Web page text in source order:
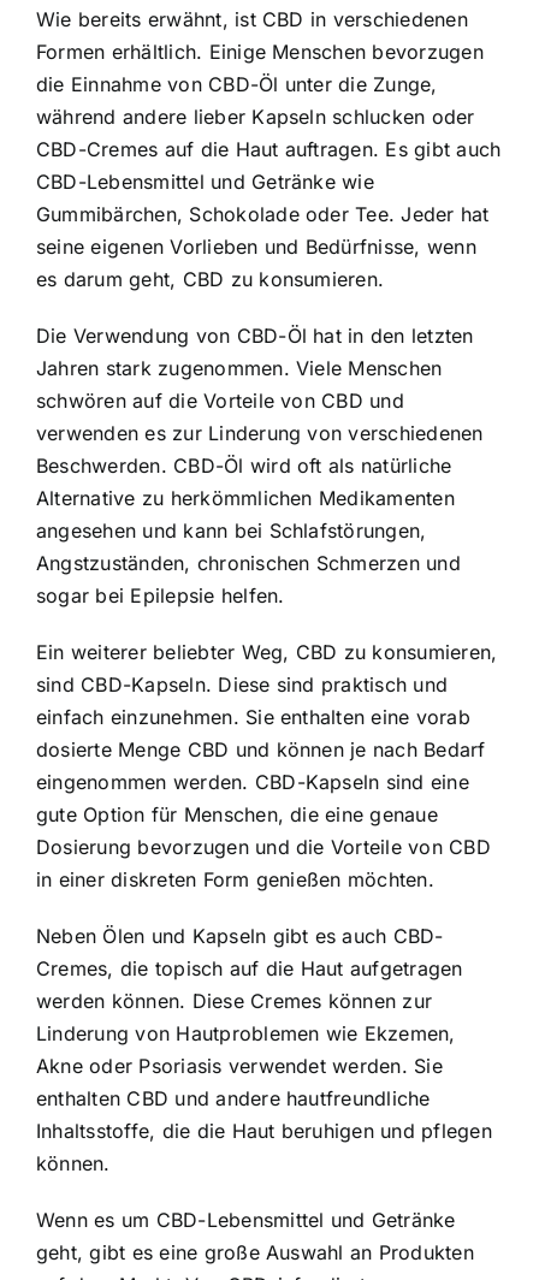
Wie bereits erwähnt, ist CBD in verschiedenen
Formen erhältlich. Einige Menschen bevorzugen
die Einnahme von CBD-Öl unter die Zunge,
während andere lieber Kapseln schlucken oder
CBD-Cremes auf die Haut auftragen. Es gibt auch
CBD-Lebensmittel und Getränke wie
Gummibärchen, Schokolade oder Tee. Jeder hat
seine eigenen Vorlieben und Bedürfnisse, wenn
es darum geht, CBD zu konsumieren.
Die Verwendung von CBD-Öl hat in den letzten
Jahren stark zugenommen. Viele Menschen
schwören auf die Vorteile von CBD und
verwenden es zur Linderung von verschiedenen
Beschwerden. CBD-Öl wird oft als natürliche
Alternative zu herkömmlichen Medikamenten
angesehen und kann bei Schlafstörungen,
Angstzuständen, chronischen Schmerzen und
sogar bei Epilepsie helfen.
Ein weiterer beliebter Weg, CBD zu konsumieren,
sind CBD-Kapseln. Diese sind praktisch und
einfach einzunehmen. Sie enthalten eine vorab
dosierte Menge CBD und können je nach Bedarf
eingenommen werden. CBD-Kapseln sind eine
gute Option für Menschen, die eine genaue
Dosierung bevorzugen und die Vorteile von CBD
in einer diskreten Form genießen möchten.
Neben Ölen und Kapseln gibt es auch CBD-
Cremes, die topisch auf die Haut aufgetragen
werden können. Diese Cremes können zur
Linderung von Hautproblemen wie Ekzemen,
Akne oder Psoriasis verwendet werden. Sie
enthalten CBD und andere hautfreundliche
Inhaltsstoffe, die die Haut beruhigen und pflegen
können.
Wenn es um CBD-Lebensmittel und Getränke
geht, gibt es eine große Auswahl an Produkten